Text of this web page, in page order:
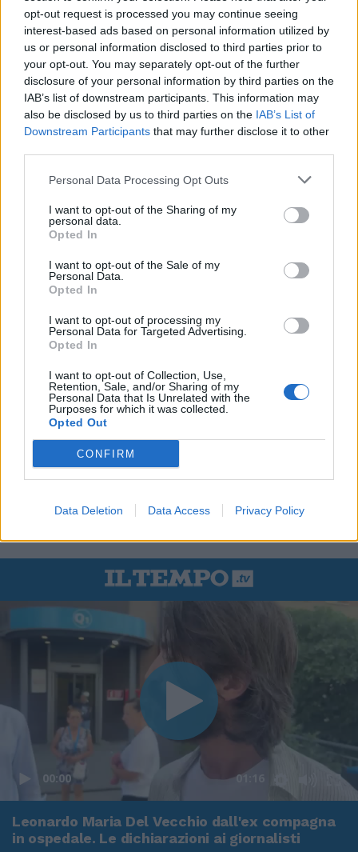
opt-out request is processed you may continue seeing
interest-based ads based on personal information utilized by
us or personal information disclosed to third parties prior to
your opt-out. You may separately opt-out of the further
disclosure of your personal information by third parties on the
IAB’s list of downstream participants. This information may
also be disclosed by us to third parties on the IAB’s List of
Downstream Participants that may further disclose it to other
Personal Data Processing Opt Outs
I want to opt-out of the Sharing of my
personal data.
Opted In
I want to opt-out of the Sale of my
Personal Data.
Opted In
I want to opt-out of processing my
Personal Data for Targeted Advertising.
Opted In
I want to opt-out of Collection, Use,
Retention, Sale, and/or Sharing of my
Personal Data that Is Unrelated with the
Purposes for which it was collected.
Opted Out
CONFIRM
Data Deletion Data Access Privacy Policy
00:00 01:16
Leonardo Maria Del Vecchio dall'ex compagna
in ospedale. Le dichiarazioni ai giornalisti